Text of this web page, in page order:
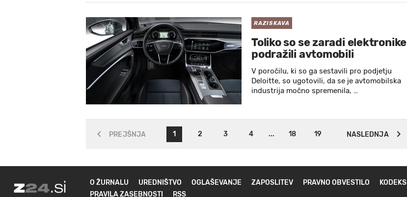
RAZISKAVA
Toliko so se zaradi elektronike
podražili avtomobili
V poročilu, ki so ga sestavili pro podjetju
Deloitte, so ugotovili, da se je avtomobilska
industrija močno spremenila, …
PREJŠNJA 1 2 3 4 ... 18 19 NASLEDNJA
O ŽURNALU UREDNIŠTVO OGLAŠEVANJE ZAPOSLITEV PRAVNO OBVESTILO KODEKS
PRAVILA ZASEBNOSTI
RSS